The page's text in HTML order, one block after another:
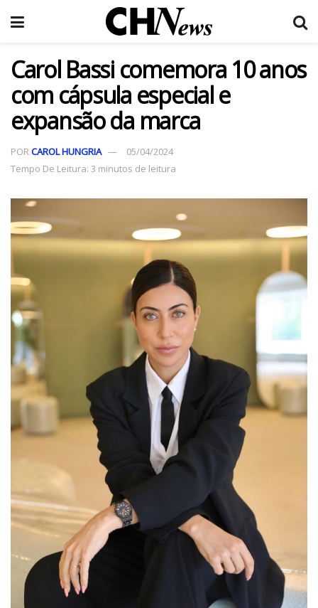
Carol Bassi comemora 10 anos
com cápsula especial e
expansão da marca
PORCAROL HUNGRIA
05/04/2024
Tempo De Leitura: 3 minutos de leitura